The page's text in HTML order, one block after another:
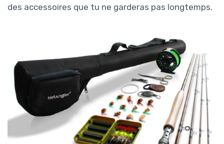
des accessoires que tu ne garderas pas longtemps.